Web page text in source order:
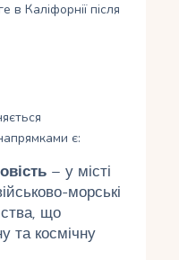
в Каліфорнії після
є:
– у місті
морські
що
та космічну